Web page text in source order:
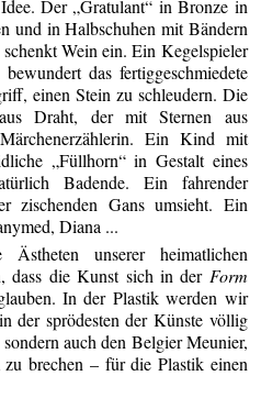
Der „Gratulant“ in Bronze in
und in Halbschuhen mit Bändern
Wein ein. Ein Kegelspieler
das fertiggeschmiedete
einen Stein zu schleudern. Die
Draht, der mit Sternen aus
Ein Kind mit
„Füllhorn“ in Gestalt eines
Badende. Ein fahrender
zischenden Gans umsieht. Ein
Diana ...
unserer heimatlichen
dass die Kunst sich in der Form
In der Plastik werden wir
der sprödesten der Künste völlig
auch den Belgier Meunier,
brechen – für die Plastik einen